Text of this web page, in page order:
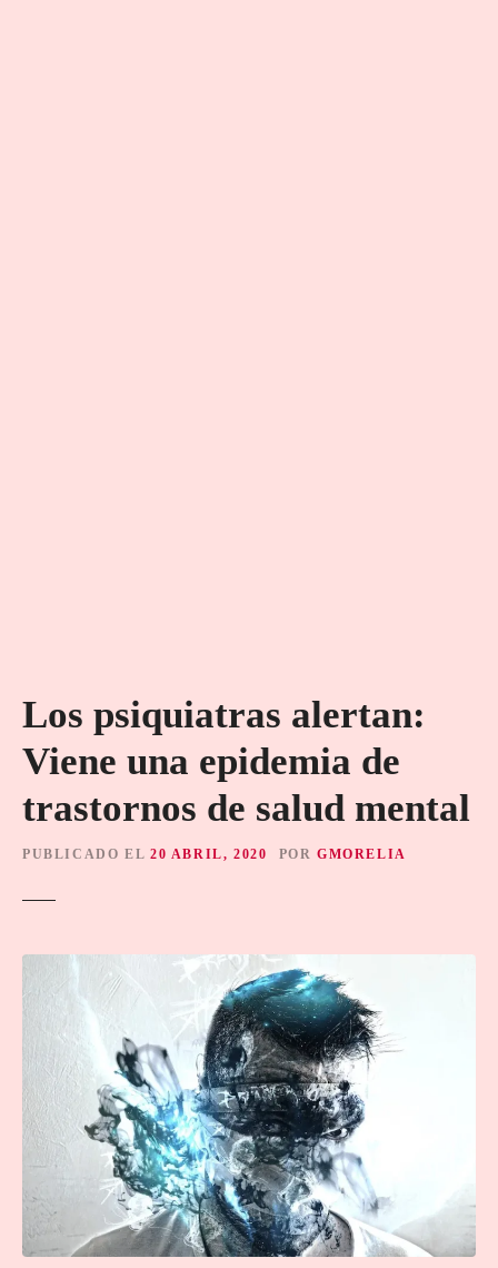
Los psiquiatras alertan:
Viene una epidemia de
trastornos de salud mental
PUBLICADO EL 20 ABRIL, 2020 POR GMORELIA